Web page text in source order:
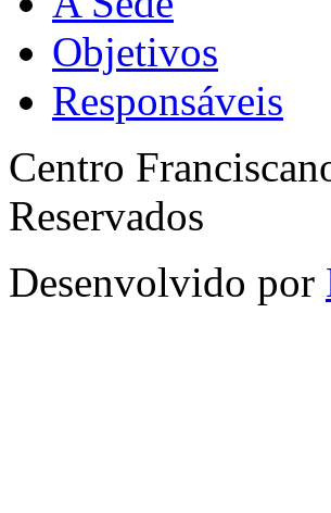
Objetivos
Responsáveis
Centro
Reservados
Desenvolvido por